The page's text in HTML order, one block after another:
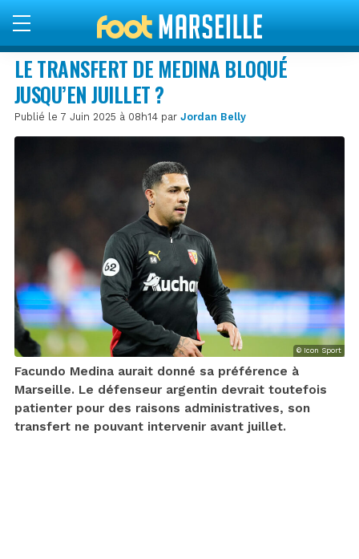
LE TRANSFERT DE MEDINA BLOQUÉ
JUSQU’EN JUILLET ?
Publié le 7 Juin 2025 à 08h14 par Jordan Belly
© Icon Sport
Facundo Medina aurait donné sa préférence à
Marseille. Le défenseur argentin devrait toutefois
patienter pour des raisons administratives, son
transfert ne pouvant intervenir avant juillet.